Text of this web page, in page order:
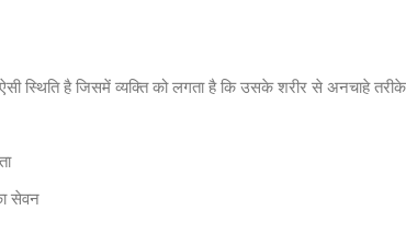
स्थिति है जिसमें व्यक्ति को लगता है कि उसके शरीर से अनचाहे तरीके
सेवन